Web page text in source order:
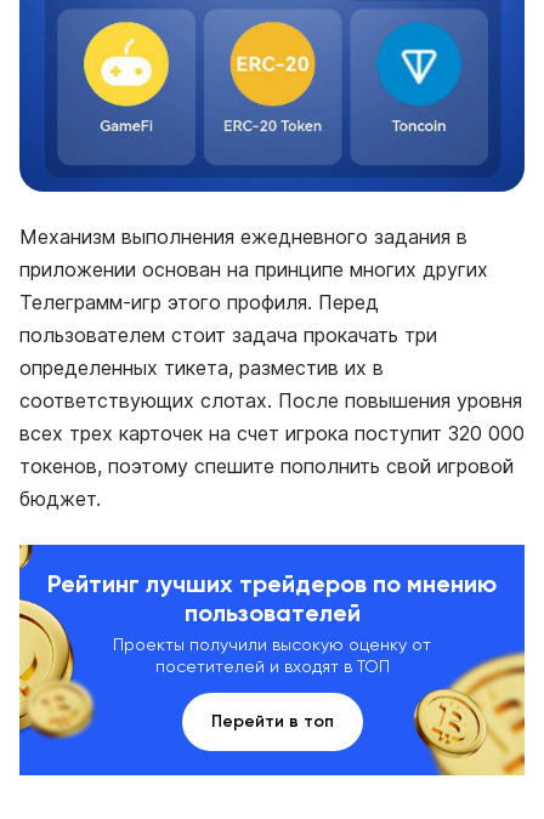
Механизм выполнения ежедневного задания в
приложении основан на принципе многих других
Телеграмм-игр этого профиля. Перед
пользователем стоит задача прокачать три
определенных тикета, разместив их в
соответствующих слотах. После повышения уровня
всех трех карточек на счет игрока поступит 320 000
токенов, поэтому спешите пополнить свой игровой
бюджет.
Рейтинг лучших трейдеров по мнению
пользователей
Проекты получили высокую оценку от
посетителей и входят в ТОП
Перейти в топ